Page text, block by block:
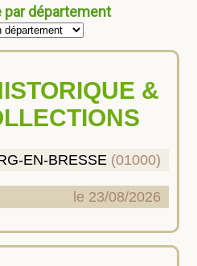
par département
EN-BRESSE (01000)
le 23/08/2026